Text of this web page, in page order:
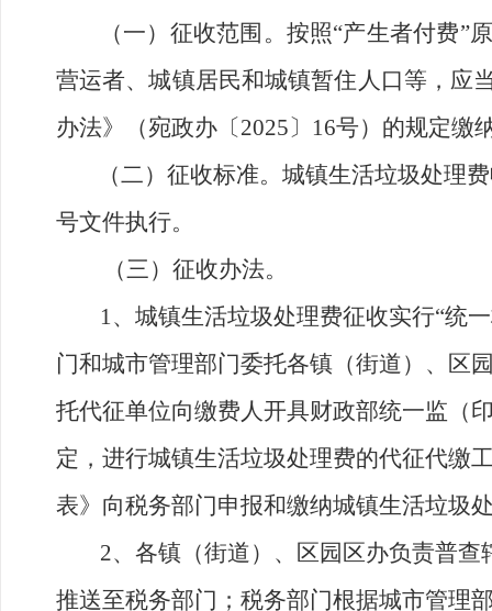
（一）征收范围。 按照“产生者付费”
营运者、城镇居民和城镇暂住人口等 ，应
办法》（宛政办 〔2025〕 16号） 的规定缴
（二）征收标准。 城镇生活垃圾处理
号文件执行。
（三）征收办法。
1、 城镇生活垃圾处理费征收实行“统一
门和城市管理部门委托各镇 （街道）、区
托代征单位向缴费人开具财政部统一监 （
定，进行城镇生活垃圾处理费的代征代缴
表》向税务部门申报和缴纳城镇生活垃圾
2、各镇（街道） 、 区园区办负责普查
推送至税务部门；税务部门根据城市管理